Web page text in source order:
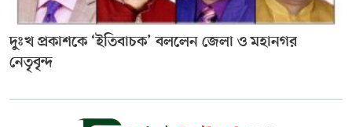
দুঃখ প্রকাশকে ‘ইতিবাচক’ বললেন জেলা ও মহানগর
নেতৃবৃন্দ